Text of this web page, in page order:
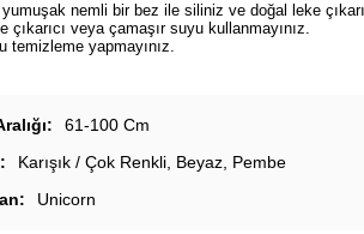
nemli bir bez ile siliniz ve doğal leke
çıkarıcı veya çamaşır suyu kullanmayınız.
temizleme yapmayınız.
61-100 Cm
Karışık / Çok Renkli Beyaz Pembe
Unicorn